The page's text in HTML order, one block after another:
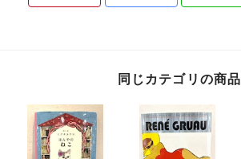
同じカテゴリの商品